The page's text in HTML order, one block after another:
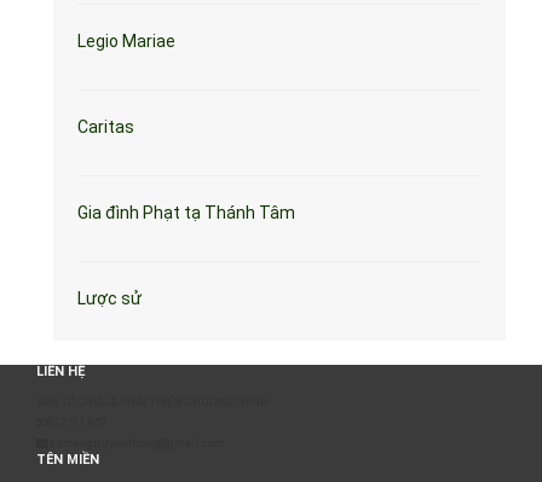
Legio Mariae
Caritas
Gia đình Phạt tạ Thánh Tâm
Lược sử
LIÊN HỆ
TÊN MIỀN